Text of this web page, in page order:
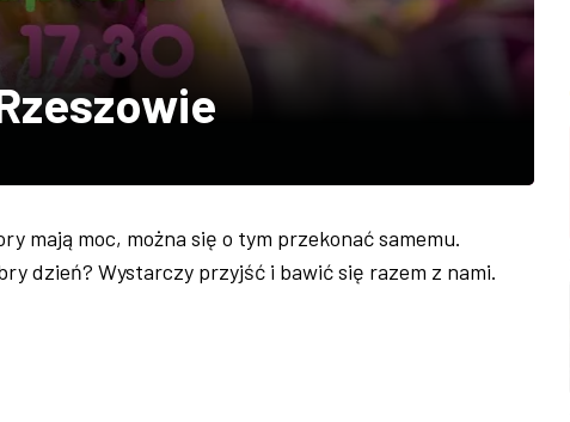
mają moc, można się o tym przekonać samemu.
dzień? Wystarczy przyjść i bawić się razem z nami.